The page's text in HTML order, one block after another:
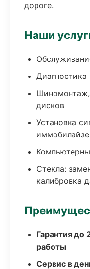
дороге.
Наши
Диагностика
Шиномонтаж,
дисков
Установка
Стекла:
калибровка
Гарантия до
работы
Сервис в